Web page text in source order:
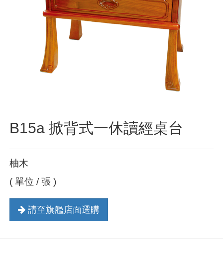
B15a 掀背式一休讀經桌台
柚木
( 單位 / 張 )
請至旗艦店面選購